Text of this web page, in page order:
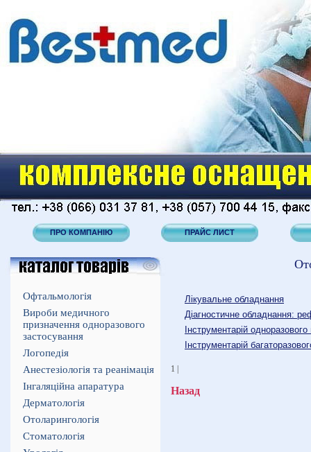
ПРО КОМПАНІЮ ПРАЙС ЛИСТ
Офтальмологія
Вироби медичного
призначення одноразового
застосування
Логопедія
Анестезіологія та реанімація
Інгаляційна апаратура
Дерматологія
Отоларингологія
Стоматологія
Лікувальне обладнання
Діагностичне обладнання:
Інструментарій
Інструментарій
1 |
Назад